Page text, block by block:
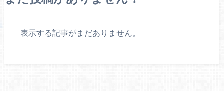
表示する記事がまだありません。